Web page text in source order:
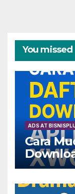
You missed
ADS AT
Cara